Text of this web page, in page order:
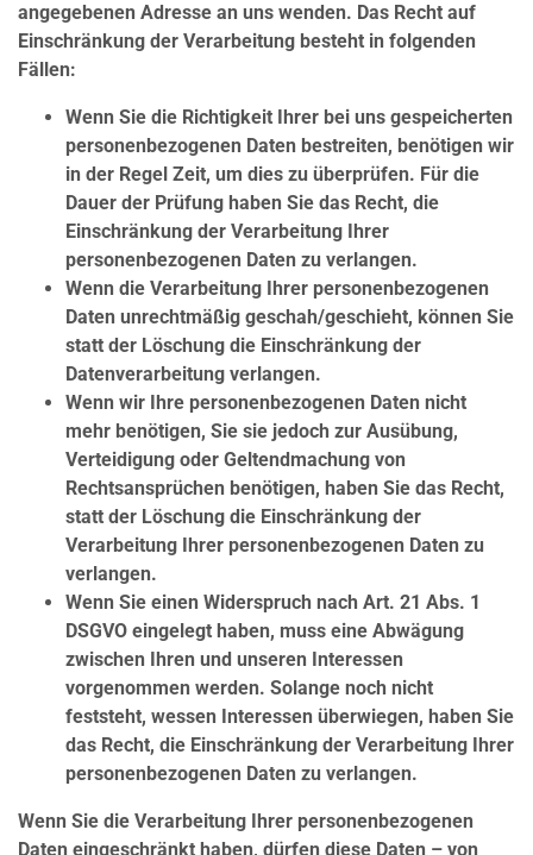
angegebenen Adresse an uns wenden. Das Recht auf
Einschränkung der Verarbeitung besteht in folgenden
Fällen:
Wenn Sie die Richtigkeit Ihrer bei uns gespeicherten
personenbezogenen Daten bestreiten, benötigen wir
in der Regel Zeit, um dies zu überprüfen. Für die
Dauer der Prüfung haben Sie das Recht, die
Einschränkung der Verarbeitung Ihrer
personenbezogenen Daten zu verlangen.
Wenn die Verarbeitung Ihrer personenbezogenen
Daten unrechtmäßig geschah/geschieht, können Sie
statt der Löschung die Einschränkung der
Datenverarbeitung verlangen.
Wenn wir Ihre personenbezogenen Daten nicht
mehr benötigen, Sie sie jedoch zur Ausübung,
Verteidigung oder Geltendmachung von
Rechtsansprüchen benötigen, haben Sie das Recht,
statt der Löschung die Einschränkung der
Verarbeitung Ihrer personenbezogenen Daten zu
verlangen.
Wenn Sie einen Widerspruch nach Art. 21 Abs. 1
DSGVO eingelegt haben, muss eine Abwägung
zwischen Ihren und unseren Interessen
vorgenommen werden. Solange noch nicht
feststeht, wessen Interessen überwiegen, haben Sie
das Recht, die Einschränkung der Verarbeitung Ihrer
personenbezogenen Daten zu verlangen.
Wenn Sie die Verarbeitung Ihrer personenbezogenen
Daten eingeschränkt haben, dürfen diese Daten – von